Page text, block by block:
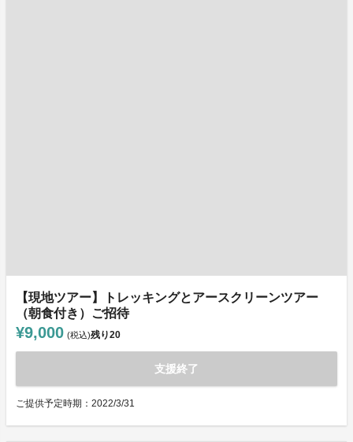
【現地ツアー】トレッキングとアースクリーンツアー
（朝食付き）ご招待
¥9,000 (税込)残り20
支援終了
ご提供予定時期：2022/3/31